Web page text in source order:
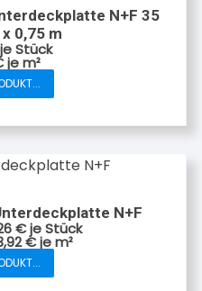
Optionen
können
auf
der
Produktseite
N+F 35
0,75 m
je Stück
jem²
N+F
€je Stück
€jem²
Produkt